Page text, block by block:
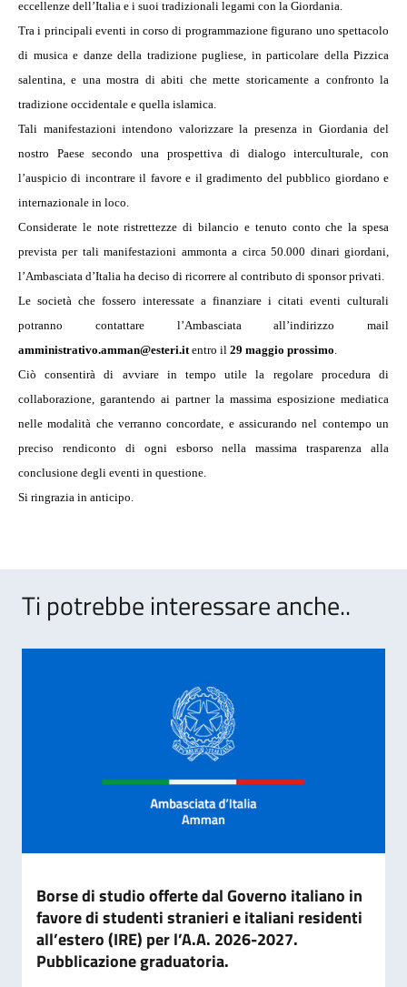
eccellenze dell’Italia e i suoi tradizionali legami con la Giordania.
Tra i principali eventi in corso di programmazione figurano uno spettacolo
di musica e danze della tradizione pugliese, in particolare della Pizzica
salentina, e una mostra di abiti che mette storicamente a confronto la
tradizione occidentale e quella islamica.
Tali manifestazioni intendono valorizzare la presenza in Giordania del
nostro Paese secondo una prospettiva di dialogo interculturale, con
l’auspicio di incontrare il favore e il gradimento del pubblico giordano e
internazionale in loco.
Considerate le note ristrettezze di bilancio e tenuto conto che la spesa
prevista per tali manifestazioni ammonta a circa 50.000 dinari giordani,
l’Ambasciata d’Italia ha deciso di ricorrere al contributo di sponsor privati.
Le società che fossero interessate a finanziare i citati eventi culturali
potranno contattare l’Ambasciata all’indirizzo mail
amministrativo.amman@esteri.itentro il 29 maggio prossimo.
Ciò consentirà di avviare in tempo utile la regolare procedura di
collaborazione, garantendo ai partner la massima esposizione mediatica
nelle modalità che verranno concordate, e assicurando nel contempo un
preciso rendiconto di ogni esborso nella massima trasparenza alla
conclusione degli eventi in questione.
Si ringrazia in anticipo.
Ti potrebbe interessare anche..
Borse di studio offerte dal Governo italiano in
favore di studenti stranieri e italiani residenti
all’estero (IRE) per l’A.A. 2026-2027.
Pubblicazione graduatoria.